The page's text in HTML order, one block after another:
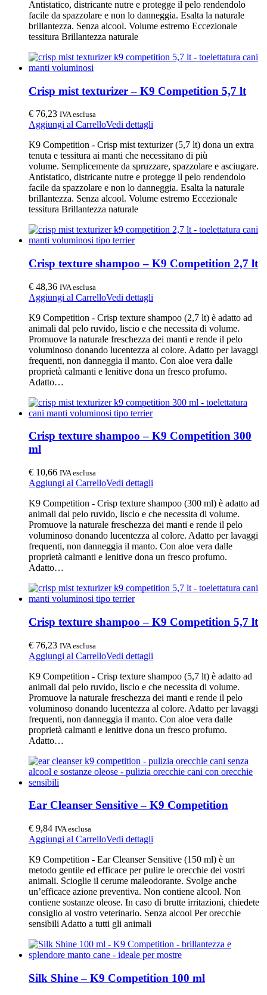
Antistatico, districante nutre e protegge il pelo rendendolo
facile da spazzolare e non lo danneggia. Esalta la naturale
brillantezza. Senza alcool. Volume estremo Eccezionale
tessitura Brillantezza naturale
Crisp mist texturizer – K9 Competition 5,7 lt
€ 76,23 IVA esclusa
Aggiungi al CarrelloVedi dettagli
K9 Competition - Crisp mist texturizer (5,7 lt) dona un extra
tenuta e tessitura ai manti che necessitano di più
volume. Semplicemente da spruzzare, spazzolare e asciugare.
Antistatico, districante nutre e protegge il pelo rendendolo
facile da spazzolare e non lo danneggia. Esalta la naturale
brillantezza. Senza alcool. Volume estremo Eccezionale
tessitura Brillantezza naturale
Crisp texture shampoo – K9 Competition 2,7 lt
€ 48,36 IVA esclusa
Aggiungi al CarrelloVedi dettagli
K9 Competition - Crisp texture shampoo (2,7 lt) è adatto ad
animali dal pelo ruvido, liscio e che necessita di volume.
Promuove la naturale freschezza dei manti e rende il pelo
voluminoso donando lucentezza al colore. Adatto per lavaggi
frequenti, non danneggia il manto. Con aloe vera dalle
proprietà calmanti e lenitive dona un fresco profumo.
Adatto…
Crisp texture shampoo – K9 Competition 300
ml
€ 10,66 IVA esclusa
Aggiungi al CarrelloVedi dettagli
K9 Competition - Crisp texture shampoo (300 ml) è adatto ad
animali dal pelo ruvido, liscio e che necessita di volume.
Promuove la naturale freschezza dei manti e rende il pelo
voluminoso donando lucentezza al colore. Adatto per lavaggi
frequenti, non danneggia il manto. Con aloe vera dalle
proprietà calmanti e lenitive dona un fresco profumo.
Adatto…
Crisp texture shampoo – K9 Competition 5,7 lt
€ 76,23 IVA esclusa
Aggiungi al CarrelloVedi dettagli
K9 Competition - Crisp texture shampoo (5,7 lt) è adatto ad
animali dal pelo ruvido, liscio e che necessita di volume.
Promuove la naturale freschezza dei manti e rende il pelo
voluminoso donando lucentezza al colore. Adatto per lavaggi
frequenti, non danneggia il manto. Con aloe vera dalle
proprietà calmanti e lenitive dona un fresco profumo.
Adatto…
Ear Cleanser Sensitive – K9 Competition
€ 9,84 IVA esclusa
Aggiungi al CarrelloVedi dettagli
K9 Competition - Ear Cleanser Sensitive (150 ml) è un
metodo gentile ed efficace per pulire le orecchie dei vostri
animali. Scioglie il cerume maleodorante. Svolge anche
un’efficace azione preventiva. Non contiene alcool. Non
contiene sostanze oleose. In caso di brutte irritazioni, chiedete
consiglio al vostro veterinario. Senza alcool Per orecchie
sensibili Adatto a tutti gli animali
Silk Shine – K9 Competition 100 ml